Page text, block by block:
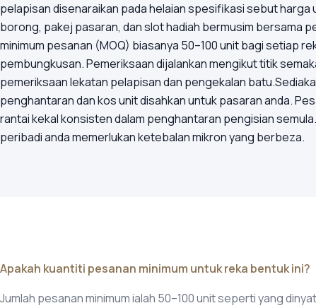
pelapisan disenaraikan pada helaian spesifikasi sebut
borong, pakej pasaran, dan slot hadiah bermusim bersama
minimum pesanan (MOQ) biasanya 50–100 unit bagi setiap
pembungkusan. Pemeriksaan dijalankan mengikut titik
pemeriksaan lekatan pelapisan dan pengekalan
penghantaran dan kos unit disahkan untuk pasaran anda.
rantai kekal konsisten dalam penghantaran pengisian
peribadi anda memerlukan ketebalan mikron yang berbeza.
Apakah kuantiti pesanan minimum untuk reka bentuk ini?
Jumlah pesanan minimum ialah 50–100 unit seperti yang